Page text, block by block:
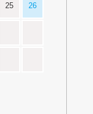
25 26